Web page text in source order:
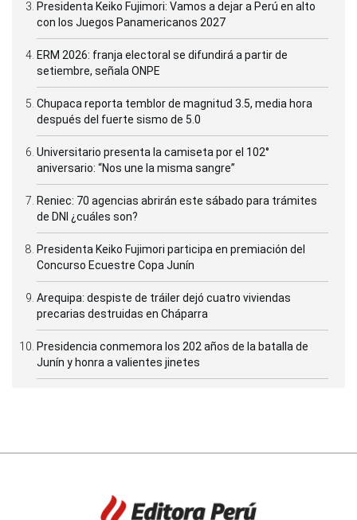
Presidenta Keiko Fujimori: Vamos a dejar a Perú en alto
con los Juegos Panamericanos 2027
ERM 2026: franja electoral se difundirá a partir de
setiembre, señala ONPE
Chupaca reporta temblor de magnitud 3.5, media hora
después del fuerte sismo de 5.0
Universitario presenta la camiseta por el 102°
aniversario: “Nos une la misma sangre”
Reniec: 70 agencias abrirán este sábado para trámites
de DNI ¿cuáles son?
Presidenta Keiko Fujimori participa en premiación del
Concurso Ecuestre Copa Junín
Arequipa: despiste de tráiler dejó cuatro viviendas
precarias destruidas en Cháparra
Presidencia conmemora los 202 años de la batalla de
Junín y honra a valientes jinetes